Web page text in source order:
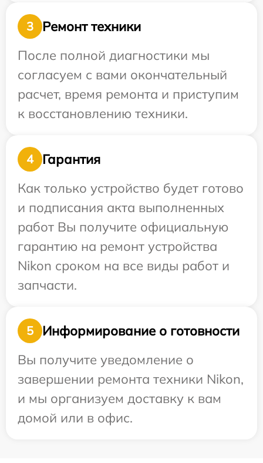
3
Ремонт техники
После полной диагностики мы
согласуем с вами окончательный
расчет, время ремонта и приступим
к восстановлению техники.
4
Гарантия
Как только устройство будет готово
и подписания акта выполненных
работ Вы получите официальную
гарантию на ремонт устройства
Nikon сроком на все виды работ и
запчасти.
5
Информирование о готовности
Вы получите уведомление о
завершении ремонта техники Nikon,
и мы организуем доставку к вам
домой или в офис.